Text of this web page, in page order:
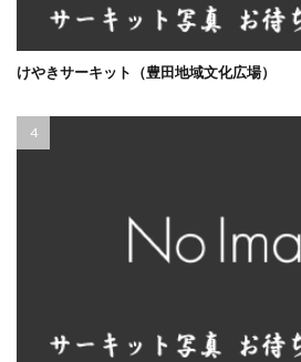
けやきサーキット（豊田地域文化広場）